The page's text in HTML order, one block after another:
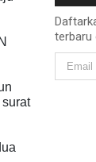
terbaru